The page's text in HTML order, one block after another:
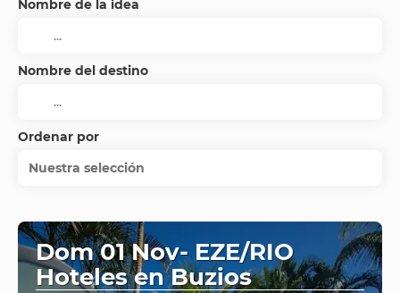
Nombre de la idea
Nombre del destino
Ordenar por
Nuestra selección
Dom 01 Nov- EZE/RIO
Hoteles en Buzios